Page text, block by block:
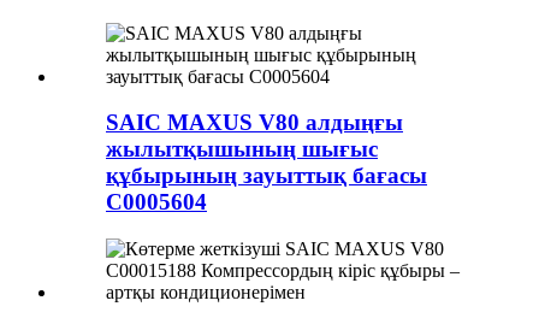
SAIC MAXUS V80 алдыңғы
жылытқышының шығыс
құбырының зауыттық бағасы
C0005604